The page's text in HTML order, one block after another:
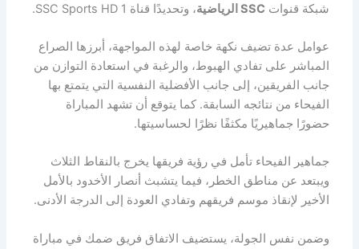
شبكة قنوات SSC الرياضية ، وتحديدًا قناة SSC Sports HD 1.
عوامل عدة تضيف نكهة خاصة لهذه المواجهة، أبرزها الصراع
المباشر على تفادي الهبوط، والرغبة في استعادة التوازن من
جانب الفريقين، إلى جانب الأفضلية النفسية التي يتمتع بها
الفيحاء من نتائجه السابقة. كما يتوقع أن تشهد المباراة
حضورًا جماهيريًا مكثفًا نظرًا لحساسيتها.
جماهير الفيحاء تأمل في رؤية فريقها يخرج بالنقاط الثلاث
ويبتعد عن مناطق الخطر، فيما يتشبث أنصار الأخدود بالأمل
الأخير لإنقاذ موسم فريقهم وتفادي العودة إلى الدرجة الأدنى.
وضمن نفس الجولة، يستضيف الاتفاق فريق ضمك في مباراة